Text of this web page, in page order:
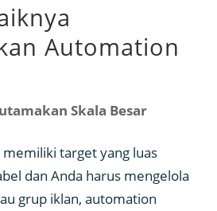
Automation
Skala Besar
memiliki target yang luas
dan Anda harus mengelola
grup iklan, automation